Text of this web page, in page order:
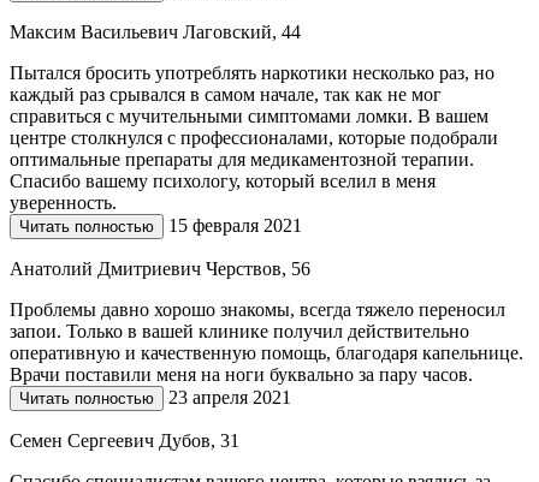
Максим Васильевич Лаговский, 44
Пытался бросить употреблять наркотики несколько раз, но
каждый раз срывался в самом начале, так как не мог
справиться с мучительными симптомами ломки. В вашем
центре столкнулся с профессионалами, которые подобрали
оптимальные препараты для медикаментозной терапии.
Спасибо вашему психологу, который вселил в меня
уверенность.
Читать полностью 15 февраля 2021
Анатолий Дмитриевич Черствов, 56
Проблемы давно хорошо знакомы, всегда тяжело переносил
запои. Только в вашей клинике получил действительно
оперативную и качественную помощь, благодаря капельнице.
Врачи поставили меня на ноги буквально за пару часов.
Читать полностью 23 апреля 2021
Семен Сергеевич Дубов, 31